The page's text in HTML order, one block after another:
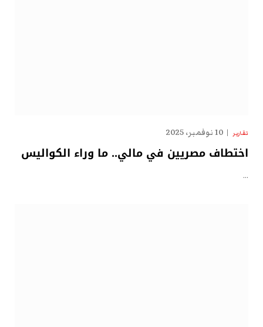
تقارير 10 نوفمبر، 2025
اختطاف مصريين في مالي.. ما وراء الكواليس
…